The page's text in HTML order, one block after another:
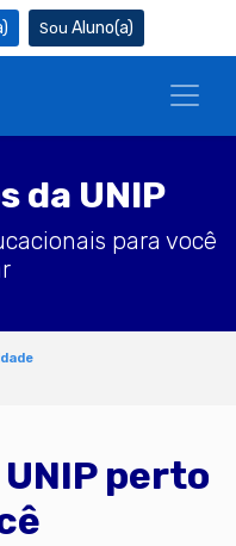
Aluno(a)
da UNIP
para você
perto